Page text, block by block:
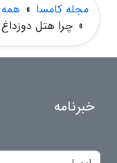
مجله کامسا » همه
» چرا هتل
خبرنامه